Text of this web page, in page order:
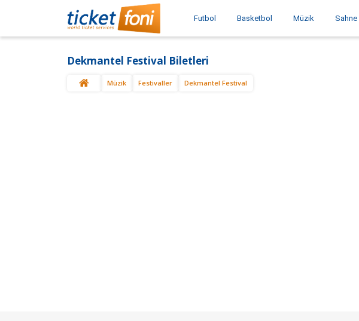
Futbol Basketbol Müzik Sahne
Dekmantel Festival Biletleri
Müzik Festivaller Dekmantel Festival